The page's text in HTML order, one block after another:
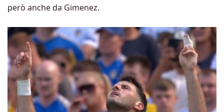
però anche da Gimenez.